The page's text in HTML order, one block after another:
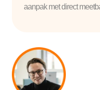
aanpak met direct